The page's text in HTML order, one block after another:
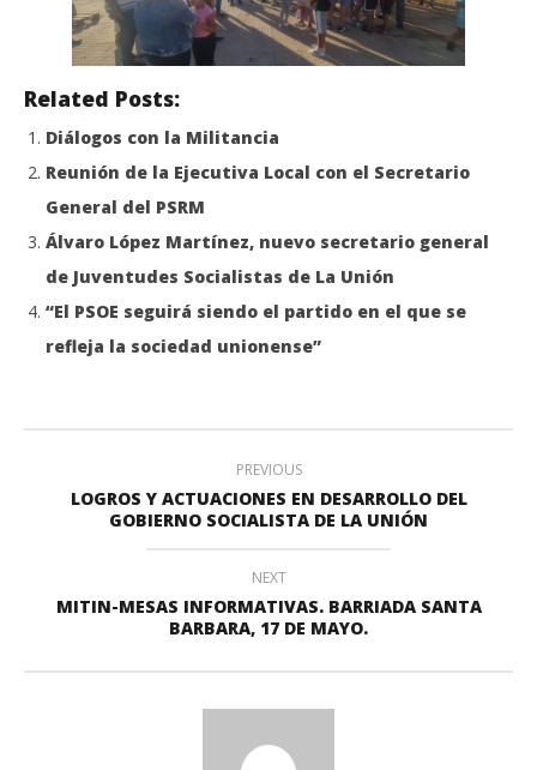
Related Posts:
Diálogos con la Militancia
Reunión de la Ejecutiva Local con el Secretario
General del PSRM
Álvaro López Martínez, nuevo secretario general
de Juventudes Socialistas de La Unión
“El PSOE seguirá siendo el partido en el que se
refleja la sociedad unionense”
PREVIOUS
LOGROS Y ACTUACIONES EN DESARROLLO DEL
GOBIERNO SOCIALISTA DE LA UNIÓN
NEXT
MITIN-MESAS INFORMATIVAS. BARRIADA SANTA
BARBARA, 17 DE MAYO.